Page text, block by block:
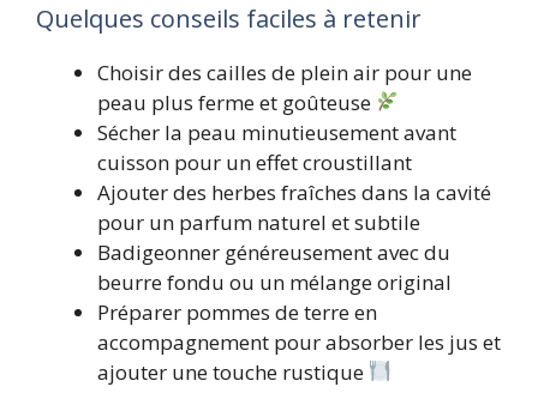
Quelques conseils faciles à retenir
Choisir des cailles de plein air pour une
peau plus ferme et goûteuse
Sécher la peau minutieusement avant
cuisson pour un effet croustillant
Ajouter des herbes fraîches dans la cavité
pour un parfum naturel et subtile
Badigeonner généreusement avec du
beurre fondu ou un mélange original
Préparer pommes de terre en
accompagnement pour absorber les jus et
ajouter une touche rustique